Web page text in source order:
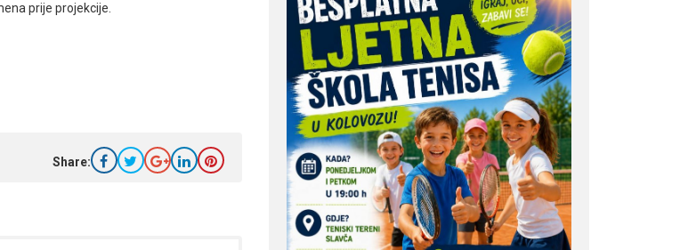
prije projekcije.
Share: